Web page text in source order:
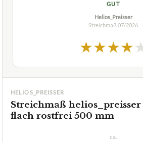
GUT
Helios_Preisser
Streichmaß 07/2026
★★★★
HELIOS_PREISSER
Streichmaß helios_preisser
flach rostfrei 500 mm
ca.